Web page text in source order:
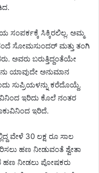
ಸಂಪರ್ಕಕ್ಕೆ ಸಿಕ್ಕಿರಲಿಲ್ಲ. ಅಮ್ಮ
ಸೋಮಸುಂದರ್ ಮತ್ತು ತಂಗಿ
ಅವರು ಬರುತ್ತಿದ್ದಂತೆಯೇ
ಯಾವುದೇ ಅನುಮಾನ
ಸುಪ್ರಿಯಳನ್ನು ಕರೆದೊಯ್ದೆ.
ಇರಿದು ಕೊಲೆ ನಂತರ
ಇರಿದೆ.
ವೇಳೆ 30 ಲಕ್ಷ ರೂ ಸಾಲ
ಹಣ ನೀಡುವಂತೆ ಶ್ವೇತಾ
ಹಣ ನೀಡಲು ಪೋಷಕರು